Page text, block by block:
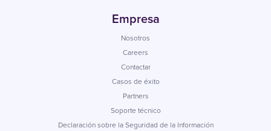
Empresa
Nosotros
Careers
Contactar
Casos de éxito
Partners
Soporte técnico
Declaración sobre la Seguridad de la Información